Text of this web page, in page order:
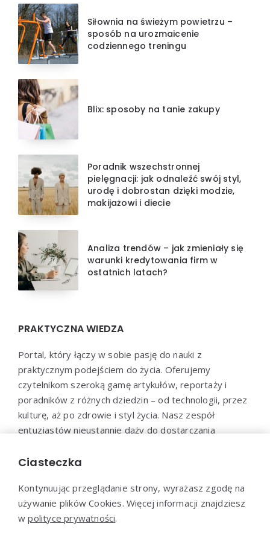
Siłownia na świeżym powietrzu –
sposób na urozmaicenie
codziennego treningu
Blix: sposoby na tanie zakupy
Poradnik wszechstronnej
pielęgnacji: jak odnaleźć swój styl,
urodę i dobrostan dzięki modzie,
makijażowi i diecie
Analiza trendów – jak zmieniały się
warunki kredytowania firm w
ostatnich latach?
PRAKTYCZNA WIEDZA
Portal, który łączy w sobie pasję do nauki z
praktycznym podejściem do życia. Oferujemy
czytelnikom szeroką gamę artykułów, reportaży i
poradników z różnych dziedzin – od technologii, przez
kulturę, aż po zdrowie i styl życia. Nasz zespół
entuzjastów nieustannie dąży do dostarczania
poszerzyć horyzonty i efektywnie wykorzystać
Ciasteczka
Kontynuując przeglądanie strony, wyrażasz zgodę na
używanie plików Cookies. Więcej informacji znajdziesz
wpolityce prywatności.